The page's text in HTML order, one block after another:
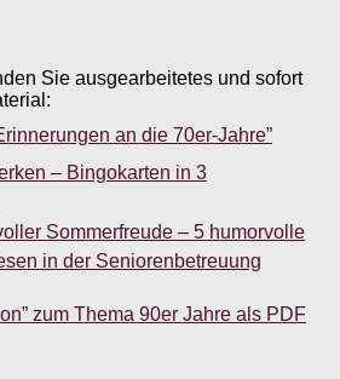
Sie ausgearbeitetes und sofort
an die 70er-Jahre”
– Bingokarten in 3
Sommerfreude – 5 humorvolle
in der Seniorenbetreuung
zum Thema 90er Jahre als PDF